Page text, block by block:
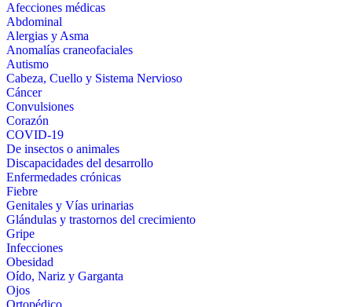
Afecciones médicas
Abdominal
Alergias y Asma
Anomalías craneofaciales
Autismo
Cabeza, Cuello y Sistema Nervioso
Cáncer
Convulsiones
Corazón
COVID-19
De insectos o animales
Discapacidades del desarrollo
Enfermedades crónicas
Fiebre
Genitales y Vías urinarias
Glándulas y trastornos del crecimiento
Gripe
Infecciones
Obesidad
Oído, Nariz y Garganta
Ojos